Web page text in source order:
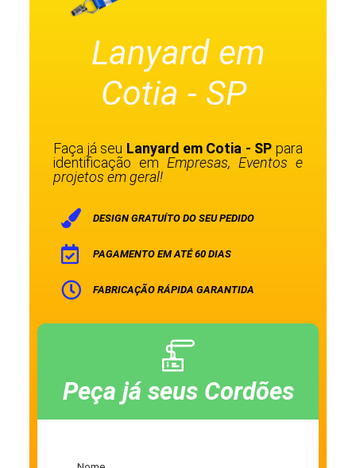
Lanyard em
Cotia - SP
Faça já seu Lanyard em Cotia - SP para
identificação em Empresas, Eventos e
projetos em geral!
DESIGN GRATUÍTO DO SEU PEDIDO
PAGAMENTO EM ATÉ 60 DIAS
FABRICAÇÃO RÁPIDA GARANTIDA
Peça já seus Cordões